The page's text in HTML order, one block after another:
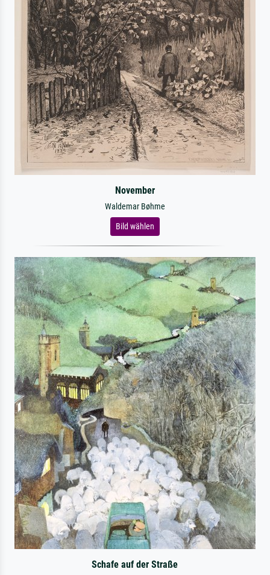
November
Waldemar Bøhme
Bild wählen
Schafe auf der Straße